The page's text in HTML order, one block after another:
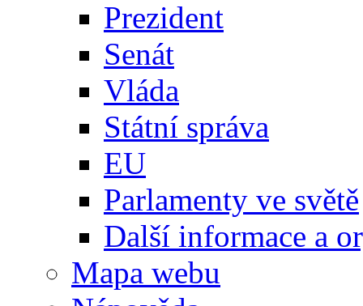
Prezident
Senát
Vláda
Státní správa
EU
Parlamenty ve světě
Další informace a
Mapa webu